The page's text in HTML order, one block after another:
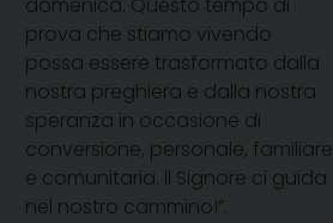
domenica. Questo tempo di
prova che stiamo vivendo
possa essere trasformato dalla
nostra preghiera e dalla nostra
speranza in occasione di
conversione, personale, familiare
e comunitaria. Il Signore ci guida
nel nostro cammino!”.